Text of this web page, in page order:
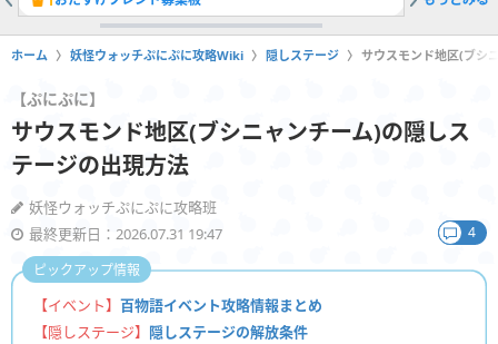
ホーム 妖怪ウォッチぷにぷに攻略Wiki 隠しステージ サウスモンド地区(ブシ
【ぷにぷに】
サウスモンド地区(ブシニャンチーム)の隠しス
テージの出現方法
妖怪ウォッチぷにぷに攻略班
最終更新日：2026.07.31 19:47
4
【イベント】 百物語イベント攻略情報まとめ
【隠しステージ】 隠しステージの解放条件
ピックアップ情報